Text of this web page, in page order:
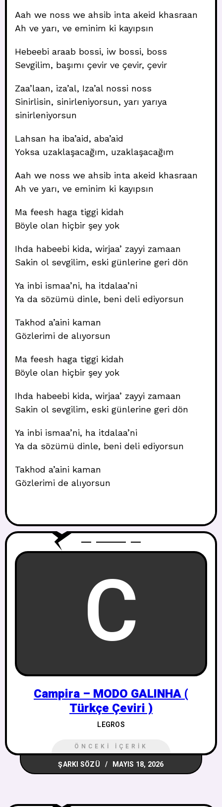
Aah we noss we ahsib inta akeid khasraan
Ah ve yarı, ve eminim ki kayıpsın
Hebeebi araab bossi, iw bossi, boss
Sevgilim, başımı çevir ve çevir, çevir
Zaa’laan, iza’al, Iza’al nossi noss
Sinirlisin, sinirleniyorsun, yarı yarıya
sinirleniyorsun
Lahsan ha iba’aid, aba’aid
Yoksa uzaklaşacağım, uzaklaşacağım
Aah we noss we ahsib inta akeid khasraan
Ah ve yarı, ve eminim ki kayıpsın
Ma feesh haga tiggi kidah
Böyle olan hiçbir şey yok
Ihda habeebi kida, wirjaa’ zayyi zamaan
Sakin ol sevgilim, eski günlerine geri dön
Ya inbi ismaa’ni, ha itdalaa’ni
Ya da sözümü dinle, beni deli ediyorsun
Takhod a’aini kaman
Gözlerimi de alıyorsun
Ma feesh haga tiggi kidah
Böyle olan hiçbir şey yok
Ihda habeebi kida, wirjaa’ zayyi zamaan
Sakin ol sevgilim, eski günlerine geri dön
Ya inbi ismaa’ni, ha itdalaa’ni
Ya da sözümü dinle, beni deli ediyorsun
Takhod a’aini kaman
Gözlerimi de alıyorsun
C
Campira – MODO GALINHA (
Türkçe Çeviri )
LEGROS
ÖNCEKI İÇERIK
ŞARKI SÖZÜ MAYIS 18, 2026